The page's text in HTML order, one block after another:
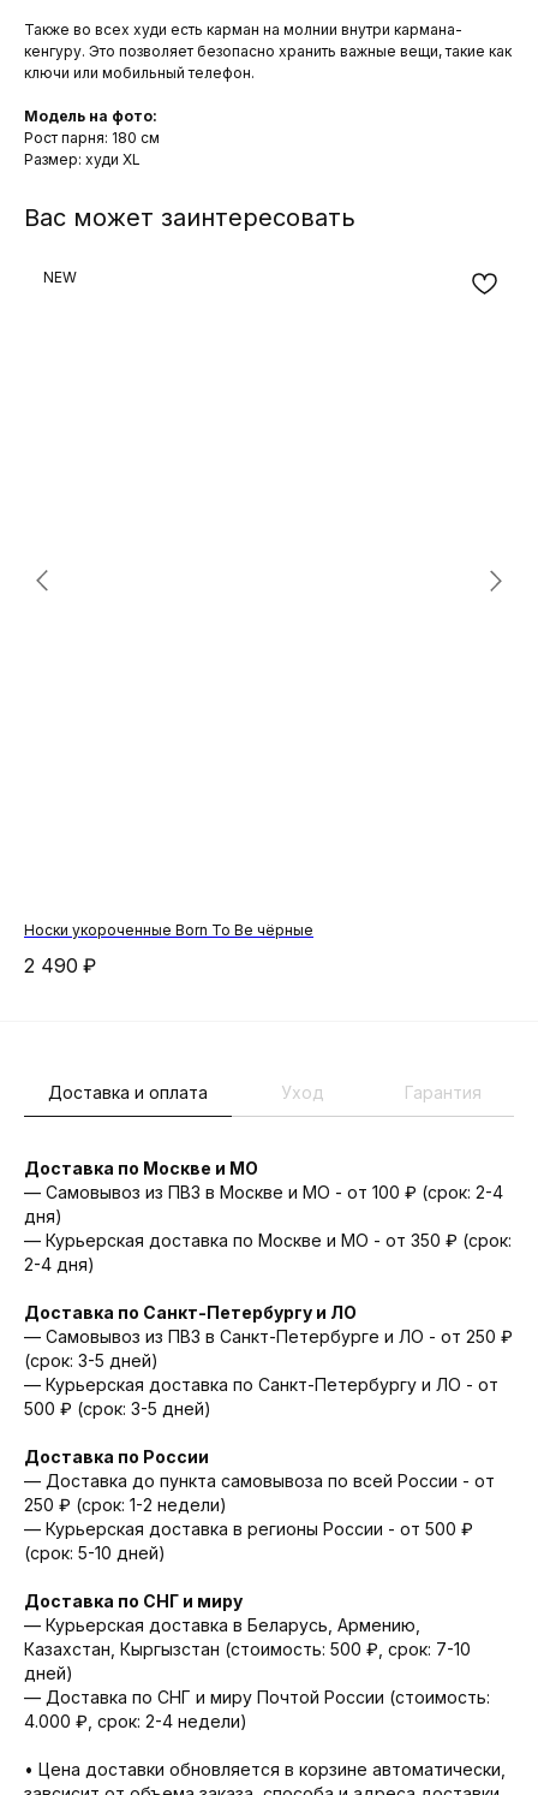
Также во всех худи есть карман на молнии внутри кармана-
кенгуру. Это позволяет безопасно хранить важные вещи, такие как
ключи или мобильный телефон.
Модель на фото:
Рост парня: 180 см
Размер: худи XL
Вас может заинтересовать
NEW
Носки укороченные Born To Be чёрные
2 490 ₽
Доставка и оплата Уход Гарантия
Доставка по Москве и МО
— Самовывоз из ПВЗ в Москве и МО - от 100 ₽ (срок: 2-4
дня)
— Курьерская доставка по Москве и МО - от 350 ₽ (срок:
2-4 дня)
Доставка по Санкт-Петербургу и ЛО
— Cамовывоз из ПВЗ в Санкт-Петербурге и ЛО - от 250 ₽
(срок: 3-5 дней)
— Курьерская доставка по Санкт-Петербургу и ЛО - от
500 ₽ (срок: 3-5 дней)
Доставка по России
— Доставка до пункта самовывоза по всей России - от
250 ₽ (срок: 1-2 недели)
— Курьерская доставка в регионы России - от 500 ₽
(срок: 5-10 дней)
Доставка по СНГ и миру
— Курьерская доставка в Беларусь, Армению,
Казахстан, Кыргызстан (стоимость: 500 ₽, срок: 7-10
дней)
— Доставка по СНГ и миру Почтой России (стоимость:
4.000 ₽, срок: 2-4 недели)
• Цена доставки обновляется в корзине автоматически,